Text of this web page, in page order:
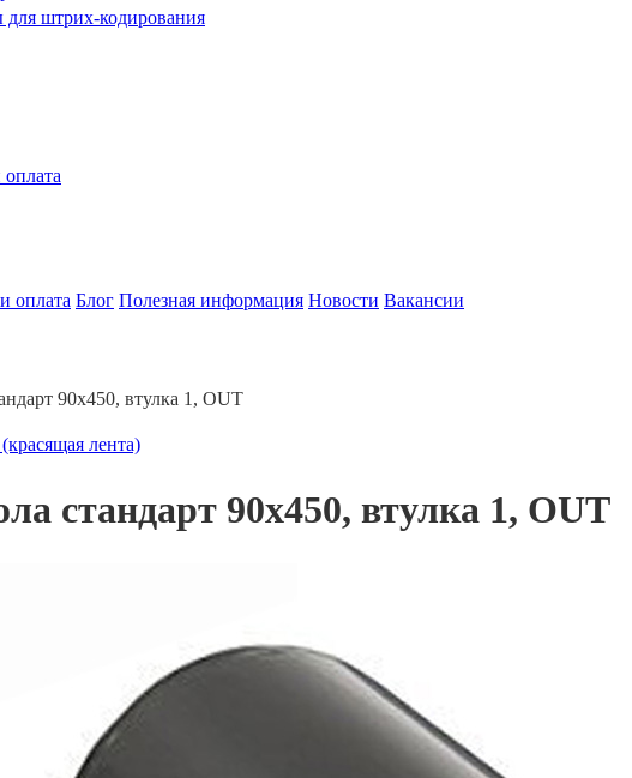
штрих-кодирования
оплата Блог Полезная информация Новости Вакансии
90х450, втулка 1, OUT
лента)
стандарт 90х450, втулка 1, OUT